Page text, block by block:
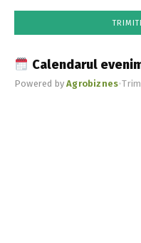
Calendarul
Powered byAgrobiznes•